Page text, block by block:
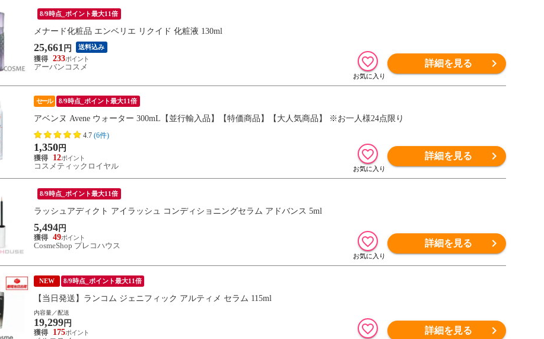
8/9時点_ポイント最大11倍
メナード化粧品 エンベリエ リクイド 化粧液 130ml
25,661 円 送料込み
233
アーバンコスメ
詳細を見る
セール 8/9時点_ポイント最大11倍
アベンヌ Avene ウォーター 300mL【並行輸入品】【特価商品】【大人気商品】 ※お一人様24点限り
4.7 (6件)
1,350 円
12
コスメティックロイヤル
詳細を見る
8/9時点_ポイント最大11倍
ラッシュアディクト アイラッシュ コンディショニングセラム アドバンス 5ml
5,494 円
49
CosmeShop プレコハウス
詳細を見る
NEW 8/9時点_ポイント最大11倍
【当日発送】ランコム ジェニフィック アルティメ セラム 115ml
内容量／配送
19,299 円
175
詳細を見る